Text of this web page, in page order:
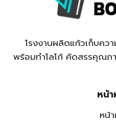
โรงงานผลิตแก้วเก็บคว
พร้อมทำโลโก้ คัดสรรคุณภ
หน้
หน้